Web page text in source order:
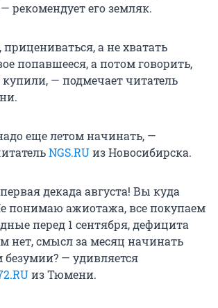
рекомендует его земляк.
а не хватать
попавшееся, а потом говорить,
купили, — подмечает читатель
еще летом начинать, —
NGS.RUиз Новосибирска.
декада августа! Вы куда
понимаю ажиотажа, все покупаем
перед 1 сентября, дефицита
нет, смысл за месяц начинать
безумии? — удивляется
из Тюмени.